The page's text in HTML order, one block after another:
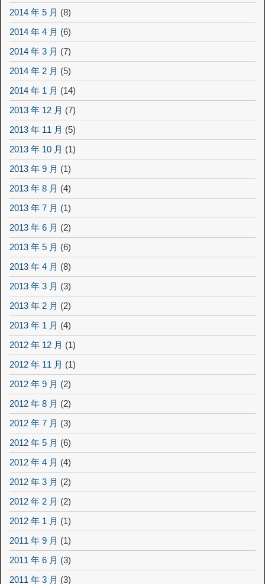
2014 年 5 月 (8)
2014 年 4 月 (6)
2014 年 3 月 (7)
2014 年 2 月 (5)
2014 年 1 月 (14)
2013 年 12 月 (7)
2013 年 11 月 (5)
2013 年 10 月 (1)
2013 年 9 月 (1)
2013 年 8 月 (4)
2013 年 7 月 (1)
2013 年 6 月 (2)
2013 年 5 月 (6)
2013 年 4 月 (8)
2013 年 3 月 (3)
2013 年 2 月 (2)
2013 年 1 月 (4)
2012 年 12 月 (1)
2012 年 11 月 (1)
2012 年 9 月 (2)
2012 年 8 月 (2)
2012 年 7 月 (3)
2012 年 5 月 (6)
2012 年 4 月 (4)
2012 年 3 月 (2)
2012 年 2 月 (2)
2012 年 1 月 (1)
2011 年 9 月 (1)
2011 年 6 月 (3)
2011 年 3 月 (3)